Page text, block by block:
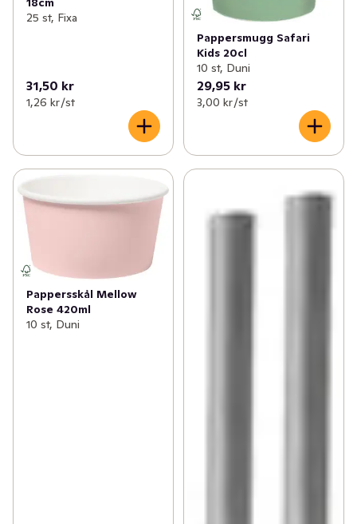
25 st, Fixa
31,50 kr
1,26 kr /st
Pappersmugg Safari
Kids 20cl
10 st, Duni
29,95 kr
3,00 kr /st
Pappersskål Mellow
Rose 420ml
10 st, Duni